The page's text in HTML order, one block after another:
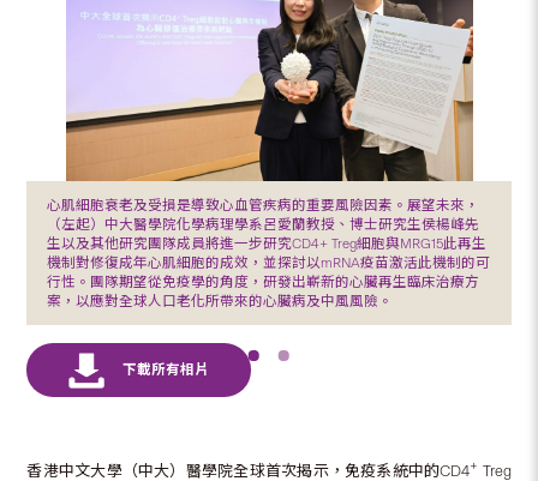
心肌細胞衰老及受損是導致心血管疾病的重要風險因素。展望未來，
（左起）中大醫學院化學病理學系呂愛蘭教授、博士研究生侯楊峰先
生以及其他研究團隊成員將進一步研究CD4+ Treg細胞與MRG15此再生
機制對修復成年心肌細胞的成效，並探討以mRNA疫苗激活此機制的可
行性。團隊期望從免疫學的角度，研發出嶄新的心臟再生臨床治療方
案，以應對全球人口老化所帶來的心臟病及中風風險。
香港中文大學（中大）醫學院全球首次揭示，免疫系統中的CD4+ Treg